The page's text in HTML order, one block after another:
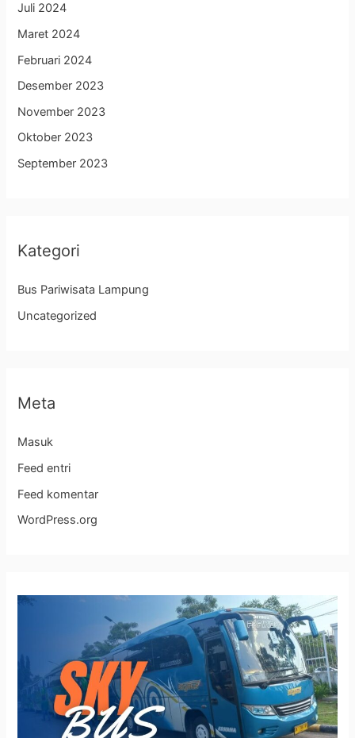
Juli 2024
Maret 2024
Februari 2024
Desember 2023
November 2023
Oktober 2023
September 2023
Kategori
Bus Pariwisata Lampung
Uncategorized
Meta
Masuk
Feed entri
Feed komentar
WordPress.org